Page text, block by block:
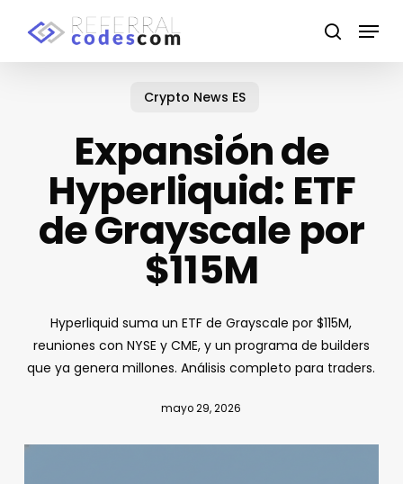
search
Menu
Crypto News ES
Expansión de
Hyperliquid: ETF
de Grayscale por
$115M
Hyperliquid suma un ETF de Grayscale por $115M,
reuniones con NYSE y CME, y un programa de builders
que ya genera millones. Análisis completo para traders.
mayo 29, 2026